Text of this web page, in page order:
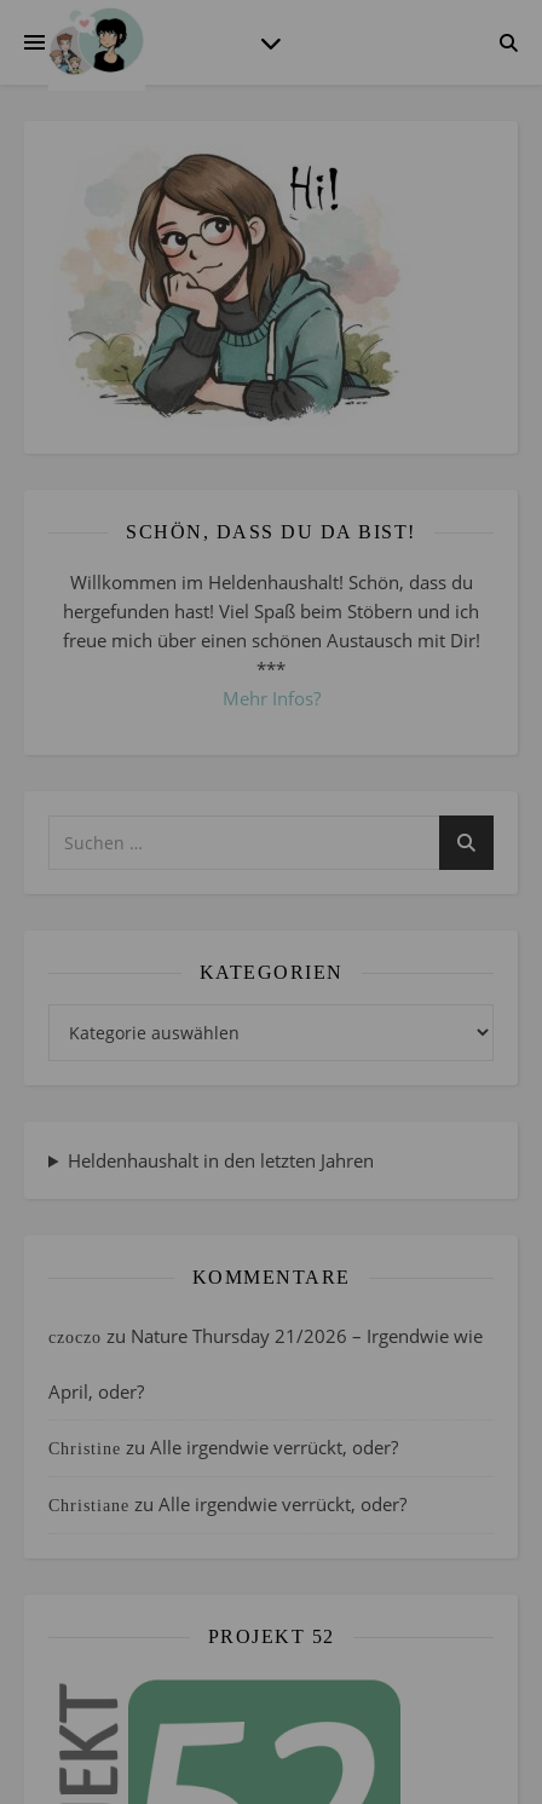
SCHÖN, DASS DU DA BIST!
Willkommen im Heldenhaushalt! Schön, dass du
hergefunden hast! Viel Spaß beim Stöbern und ich
freue mich über einen schönen Austausch mit Dir!
***
Mehr Infos?
KATEGORIEN
Heldenhaushalt in den letzten Jahren
KOMMENTARE
czoczo zu Nature Thursday 21/2026 – Irgendwie wie
April, oder?
Christine zu Alle irgendwie verrückt, oder?
Christiane zu Alle irgendwie verrückt, oder?
PROJEKT 52